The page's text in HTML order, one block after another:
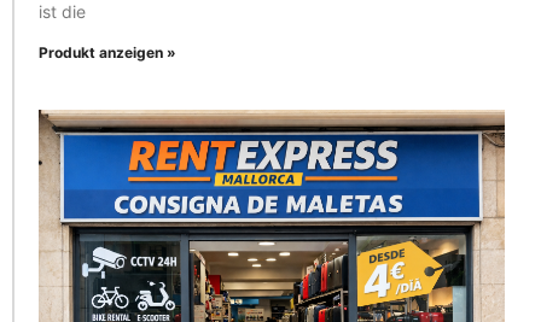
ist die
Produkt anzeigen »